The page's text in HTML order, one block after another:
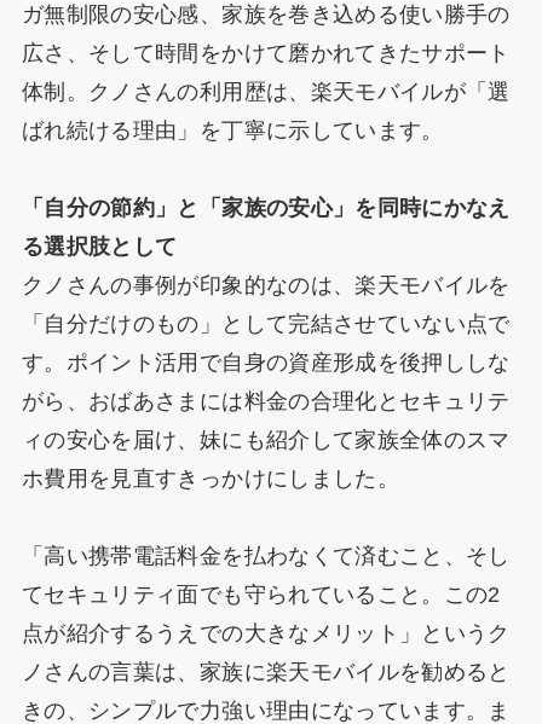
ガ無制限の安心感、家族を巻き込める使い勝手の
広さ、そして時間をかけて磨かれてきたサポート
体制。クノさんの利用歴は、楽天モバイルが「選
ばれ続ける理由」を丁寧に示しています。
「自分の節約」と「家族の安心」を同時にかなえ
る選択肢として
クノさんの事例が印象的なのは、楽天モバイルを
「自分だけのもの」として完結させていない点で
す。ポイント活用で自身の資産形成を後押ししな
がら、おばあさまには料金の合理化とセキュリテ
ィの安心を届け、妹にも紹介して家族全体のスマ
ホ費用を見直すきっかけにしました。
「高い携帯電話料金を払わなくて済むこと、そし
てセキュリティ面でも守られていること。この2
点が紹介するうえでの大きなメリット」というク
ノさんの言葉は、家族に楽天モバイルを勧めると
きの、シンプルで力強い理由になっています。ま